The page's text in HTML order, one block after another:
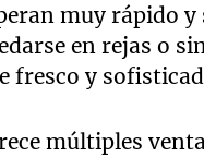
muy rápido
en rejas o
fresco y
múltiples